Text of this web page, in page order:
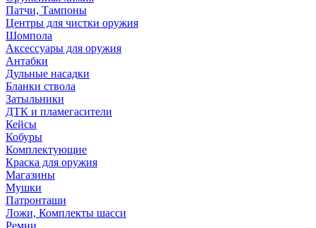
Патчи, Тампоны
Центры для чистки оружия
Шомпола
Аксессуары для оружия
Антабки
Дульные насадки
Бланки ствола
Затыльники
ДТК и пламегасители
Кейсы
Кобуры
Комплектующие
Краска для оружия
Магазины
Мушки
Патронташи
Ложи, Комплекты шасси
Ремни